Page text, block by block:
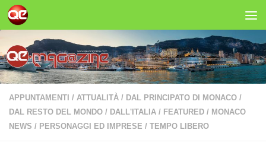
Salta al contenuto
APPUNTAMENTI / ATTUALITÀ / DAL PRINCIPATO DI MONACO /
DAL RESTO DEL MONDO / DALL'ITALIA / FEATURED / MONACO
NEWS / PERSONAGGI ED IMPRESE / TEMPO LIBERO